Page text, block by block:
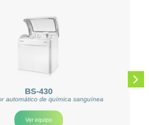
BS-430
automático de química sanguínea
Ver equipo